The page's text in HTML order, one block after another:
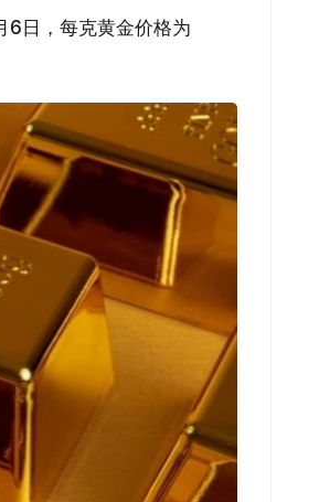
6日，每克黄金价格为